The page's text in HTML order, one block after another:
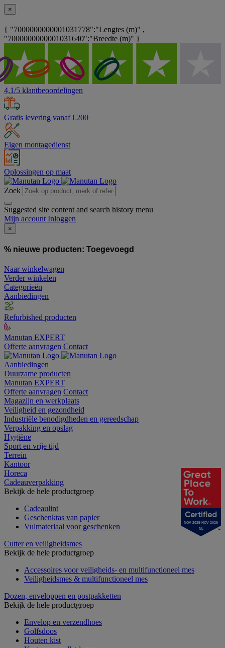
×
{ "7000000000001031778":"Lengtes (m)" ,
"7000000000001031640":"Breedte (m)" }
4,1/5 klantbeoordelingen
Gratis levering vanaf €200
Eigen montagedienst
Oplossingen op maat
Zoek
Suggested site content and search history menu
Mijn account Inloggen
×
% nieuwe producten: Toegevoegd
Naar winkelwagen
Verder winkelen
Categorieën
Aanbiedingen
Refurbished producten
Manutan EXPERT
Offerte aanvragen Contact
Aanbiedingen
Duurzame producten
Manutan EXPERT
Offerte aanvragen Contact
Magazijn en werkplaats
Veiligheid en gezondheid
Industriële benodigdheden en gereedschap
Verpakking en opslag
Hygiëne
Sport en vrije tijd
Terrein
Kantoor
Horeca
Cadeauverpakking
Bekijk de hele productgroep
Cadeaulint
Geschenktas van papier
Vulmateriaal voor geschenken
Cutter en veiligheidsmes
Bekijk de hele productgroep
Accessoires voor veiligheids- en multifunctioneel mes
Veiligheidsmes & multifunctioneel mes
Dozen, enveloppen en postpakketten
Bekijk de hele productgroep
Envelop en verzendhoes
Golfsdoos
Houten kist
NOV 2025-NOV 2026
NL